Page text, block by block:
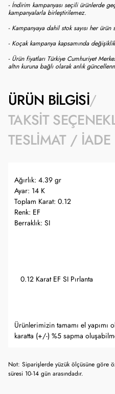
- İndirim kampanyası seçili ürünlerde
kampanyalarla birleştirilemez.
- Kampanyaya dahil stok sayısı her ürün
- Koçak kampanya kapsamında değişiklik
- Ürün fiyatları Türkiye Cumhuriyet
altın kuruna bağlı olarak anlık
ÜRÜN BILGISI
TAKSIT
TESLIMAT / İADE
Ağırlık: 4.39 gr
Ayar: 14 K
Toplam Karat: 0.12
Renk: EF
Berraklık: SI
0.12 Karat EF SI Pırlanta
Ürünlerimizin tamamı el yapımı
karatta (+/-) %5 sapma
Not: Siparişlerde yüzük ölçüsüne göre
süresi 10-14 gün arasındadır.